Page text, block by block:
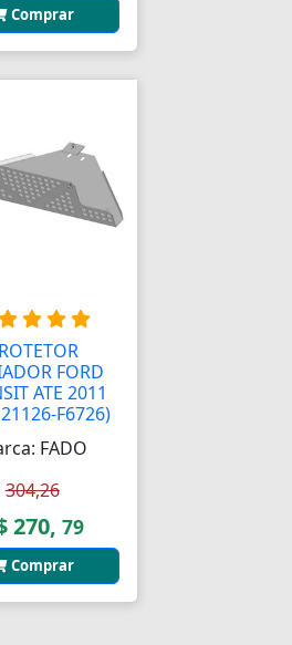
Comprar
FORD
ATE 2011
F6726)
FADO
304,26
270, 79
Comprar